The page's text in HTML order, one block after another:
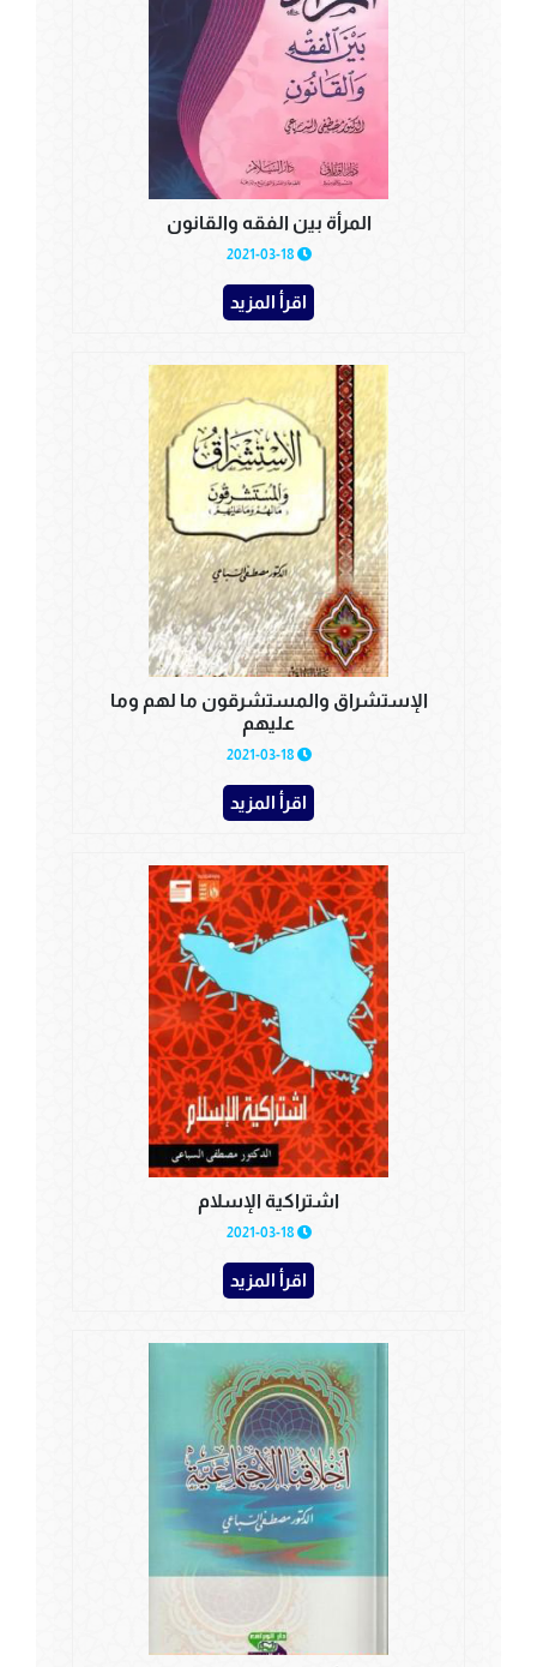
المرأة بين الفقه والقانون
اقرأ المزيد
الإستشراق والمستشرقون ما لهم وما
علیهم
اقرأ المزيد
اشتراكية الإسلام
اقرأ المزيد